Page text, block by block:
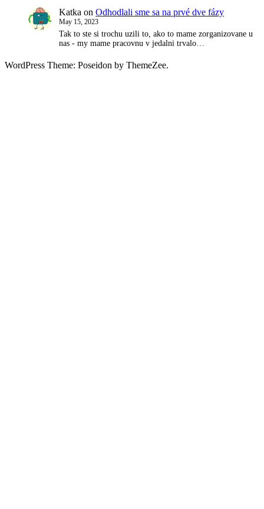
Katka on Odhodlali sme sa na prvé dve fázy
May 15, 2023
Tak to ste si trochu uzili to, ako to mame zorganizovane u
nas - my mame pracovnu v jedalni trvalo…
WordPress Theme: Poseidon by ThemeZee.